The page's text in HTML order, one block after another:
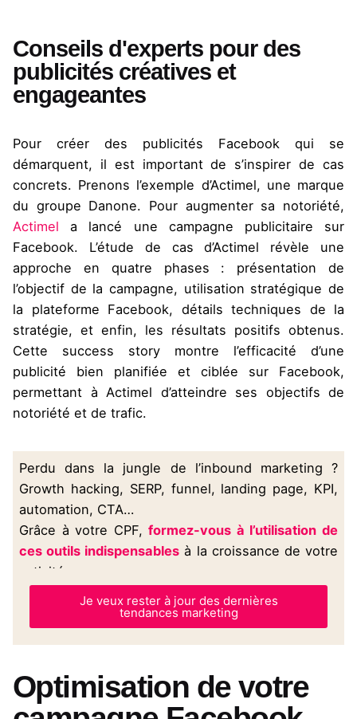
Conseils d'experts pour des
publicités créatives et
engageantes
Pour créer des publicités Facebook qui se
démarquent, il est important de s’inspirer de cas
concrets. Prenons l’exemple d’Actimel, une marque
du groupe Danone. Pour augmenter sa notoriété,
Actimel a lancé une campagne publicitaire sur
Facebook. L’étude de cas d’Actimel révèle une
approche en quatre phases : présentation de
l’objectif de la campagne, utilisation stratégique de
la plateforme Facebook, détails techniques de la
stratégie, et enfin, les résultats positifs obtenus.
Cette success story montre l’efficacité d’une
publicité bien planifiée et ciblée sur Facebook,
permettant à Actimel d’atteindre ses objectifs de
notoriété et de trafic.
Perdu dans la jungle de l’inbound marketing ?
Growth hacking, SERP, funnel, landing page, KPI,
automation, CTA…
Grâce à votre CPF,formez-vous à l’utilisation de
ces outils indispensables à la croissance de votre
activité.
Je veux rester à jour des dernières
tendances marketing
Optimisation de votre